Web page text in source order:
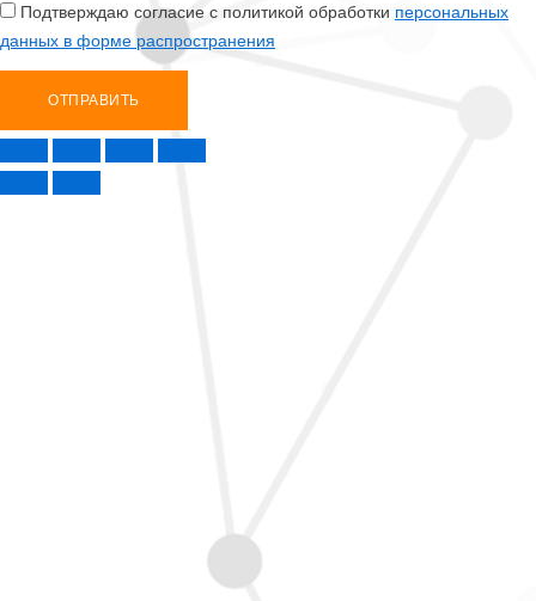
Подтверждаю согласие с политикой обработки персональных
данных в форме распространения
ОТПРАВИТЬ